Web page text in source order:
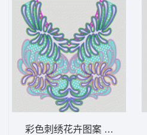
彩色刺绣花卉图案 水溶胸曲线